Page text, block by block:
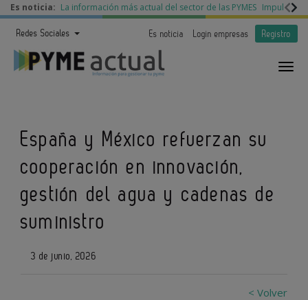
Es noticia: La información más actual del sector de las PYMES Impulso a
Redes Sociales Es noticia Login empresas Registro
España y México refuerzan su
cooperación en innovación,
gestión del agua y cadenas de
suministro
3 de junio, 2026
< Volver